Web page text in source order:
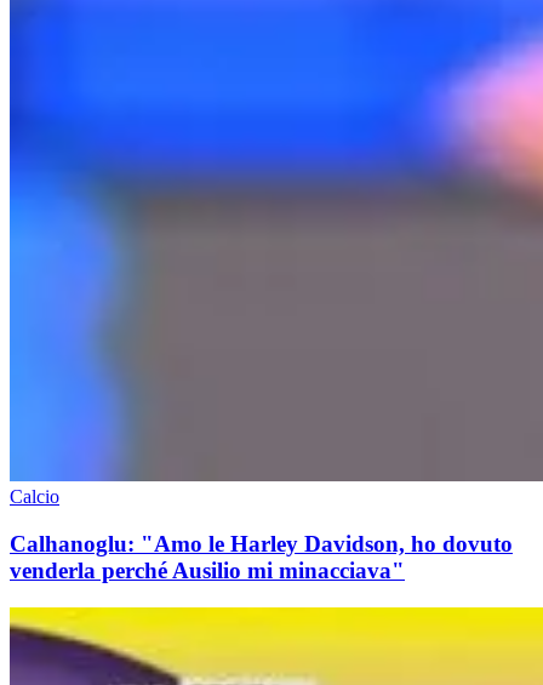
Calcio
Calhanoglu: "Amo le Harley Davidson, ho dovuto
venderla perché Ausilio mi minacciava"